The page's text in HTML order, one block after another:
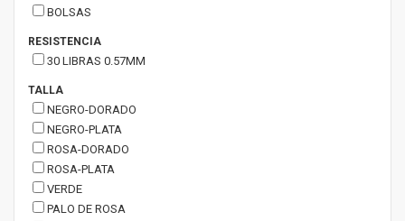
BOLSAS
RESISTENCIA
30 LIBRAS 0.57MM
TALLA
NEGRO-DORADO
NEGRO-PLATA
ROSA-DORADO
ROSA-PLATA
VERDE
PALO DE ROSA